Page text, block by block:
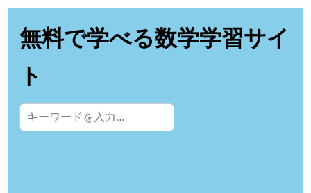
無料で学べる数学学習サイ
ト
サイト内検索